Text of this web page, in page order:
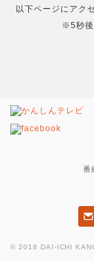
以下ページにアク
※5秒後
番
© 2018 DAI-ICHI